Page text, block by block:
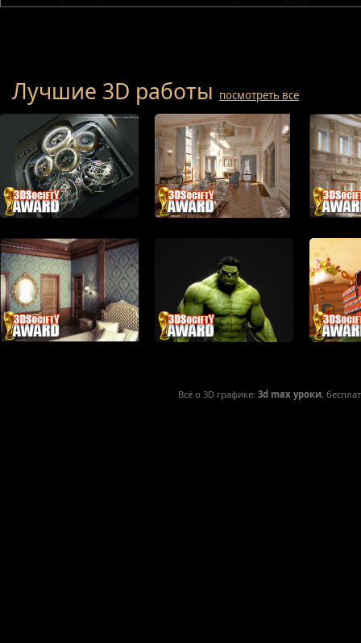
Лучшие 3D работы посмотреть все
Всё о 3D графике: 3d max уроки,